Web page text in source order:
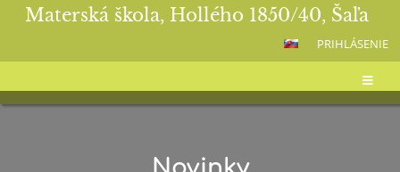
Materská škola, Hollého 1850/40, Šaľa
PRIHLÁSENIE